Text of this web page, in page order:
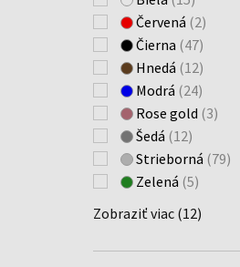
(+468)
Engelsrufer(+3)
ETT Eco Tech Time
(+69)
Festina (+867)
Forever(+4)
Fossil(+4)
Frederique Constant
Gant(+101)
Červená (2)
Čierna (47)
Hnedá (12)
Modrá (24)
Rose gold (3)
Šedá (12)
Strieborná (79)
Zelená (5)
Zobraziť viac (12)